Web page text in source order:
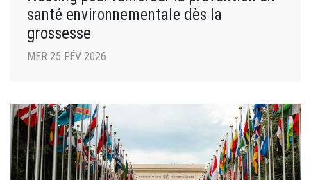
santé environnementale dès la
grossesse
MER 25 FÉV 2026